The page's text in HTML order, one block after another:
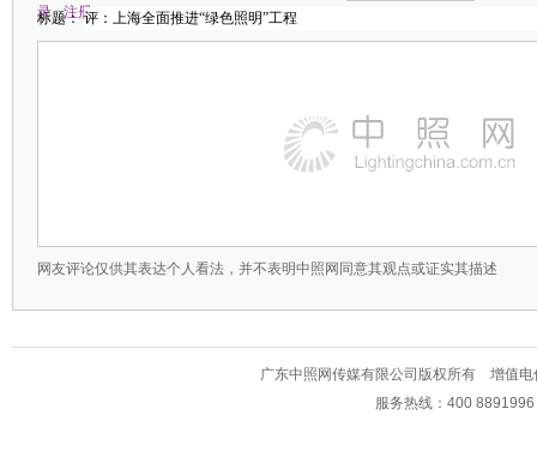
录
注册
标题：
网友评论仅供其表达个人看法，并不表明中照网同意其观点或证实其描述
广东中照网传媒有限公司版权所有 增值
服务热线：400 8891996